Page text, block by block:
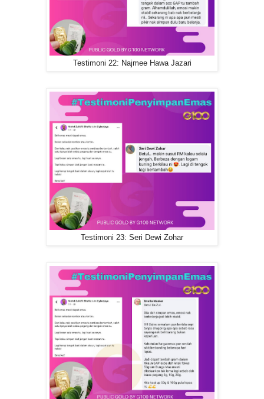
Testimoni 22: Najmee Hawa Jazari
Testimoni 23: Seri Dewi Zohar